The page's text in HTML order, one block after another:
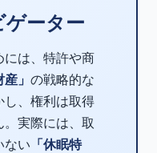
ゲーター
には、特許や商
産」 の戦略的な
し、権利は取得
。実際には、取
ない 「休眠特